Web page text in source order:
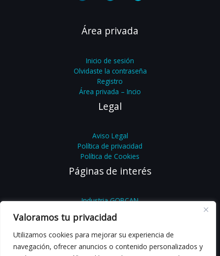
Valoramos tu privacidad
Utilizamos cookies para mejorar su experiencia de
navegación, ofrecer anuncios o contenido personalizados y
Área privada
Inicio de sesión
Olvidaste la contraseña
Registro
Área privada – Incio
Legal
Aviso Legal
Política de privacidad
Política de Cookies
Páginas de interés
Industria GOBCAN
Feníe Energía
Femete
YoSoyLegal